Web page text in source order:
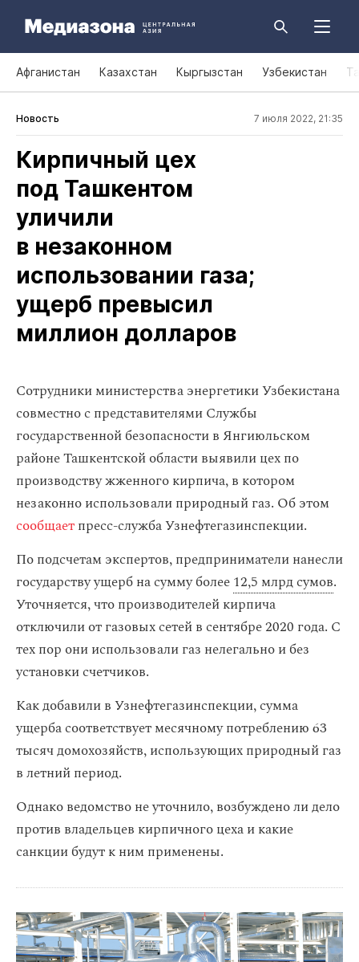
Афганистан Казахстан Кыргызстан Узбекистан
Новость 7 июля 2022, 21:35
Кирпичный цех
под Ташкентом
уличили
в незаконном
использовании газа;
ущерб превысил
миллион долларов
Сотрудники министерства энергетики Узбекистана
совместно с представителями Службы
государственной безопасности в Янгиюльском
районе Ташкентской области выявили цех по
производству жженного кирпича, в котором
незаконно использовали природный газ. Об этом
сообщаетпресс-служба Узнефтегазинспекции.
По подсчетам экспертов, предприниматели нанесли
государству ущерб на сумму более12,5 млрд сумов.
Уточняется, что производителей кирпича
отключили от газовых сетей в сентябре 2020 года. С
тех пор они использовали газ нелегально и без
установки счетчиков.
Как добавили в Узнефтегазинспекции, сумма
ущерба соответствует месячному потреблению 63
тысяч домохозяйств, использующих природный газ
в летний период.
Однако ведомство не уточнило, возбуждено ли дело
против владельцев кирпичного цеха и какие
санкции будут к ним применены.